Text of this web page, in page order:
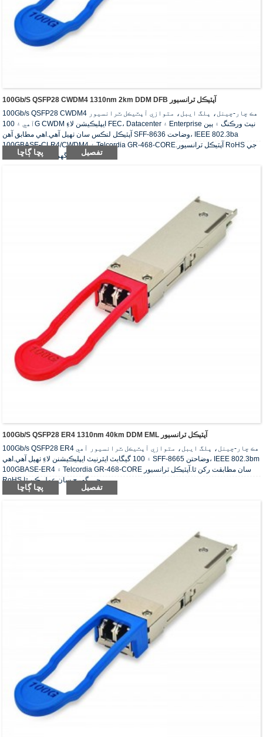
100Gb/s QSFP28 CWDM4 1310nm 2km DDM DFB آپٽيڪل ٽرانسيور
100Gb/s QSFP28 CWDM4 هڪ چار-چينل، پلگ ايبل، متوازي آپٽيڪل ٽرانسيور
آهي ۽ 100G CWDM ايپليڪيشن لاءِ FEC، Datacenter ۽ Enterprise نيٽ ورڪنگ ۽ ٻين
آپٽيڪل لنڪس سان ٺهيل آهي.اهي مطابق آهن SFF-8636 وضاحت، IEEE 802.3ba
100GBASE-CLR4/CWDM4 ۽ Telcordia GR-468-CORE.آپٽيڪل ٽرانسيور RoHS جي
پڇا ڳاڇا تفصيل
100Gb/s QSFP28 ER4 1310nm 40km DDM EML آپٽيڪل ٽرانسيور
100Gb/s QSFP28 ER4 هڪ چار-چينل، پلگ ايبل، متوازي آپٽيڪل ٽرانسيور آهي
۽ 100 گيگابٽ ايٿرنيٽ ايپليڪيشنن لاءِ ٺهيل آهي.اهي SFF-8665 وضاحتن، IEEE 802.3bm
100GBASE-ER4 ۽ Telcordia GR-468-CORE سان مطابقت رکن ٿا.آپٽيڪل ٽرانسيور
RoHS جي گهرج سان عمل ڪن ٿا.
پڇا ڳاڇا تفصيل